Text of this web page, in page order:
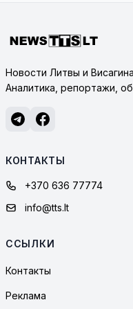
Новости Литвы и
Аналитика, репортажи,
КОНТАКТЫ
+370 636 77774
info@tts.lt
ССЫЛКИ
Контакты
Реклама